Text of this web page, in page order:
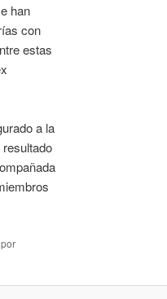
han
con
estas
a la
por